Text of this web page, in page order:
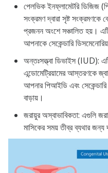
পেলভিক ইনফ্লামেটরি ডিজিজ
সংক্রমণ দ্বারা সৃষ্ট
প্রজনন অংশে সঞ্চালিত হয়।
আপনাকে সেকেন্ডারি
অন্তঃসত্ত্বা ডিভাইস (IUD):
এন্ডোমেট্রিয়ামের আস্তরণকে
আপনার পিআইডি এবং
বাড়ায়।
জরায়ুর অস্বাভাবিকতা: এগুলি
মাসিকের সময় তীব্র ব্যথার জন্য